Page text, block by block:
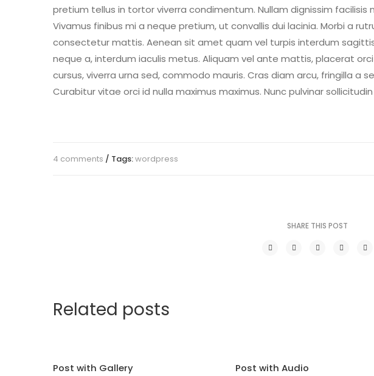
pretium tellus in tortor viverra condimentum. Nullam dignissim facilisis
Vivamus finibus mi a neque pretium, ut convallis dui lacinia. Morbi a
consectetur mattis. Aenean sit amet quam vel turpis interdum
neque a, interdum iaculis metus. Aliquam vel ante mattis, placerat
cursus, viverra urna sed, commodo mauris. Cras diam arcu, fringilla a
Curabitur vitae orci id nulla maximus maximus. Nunc pulvinar
4 comments / Tags:wordpress
SHARE THIS POST
Related posts
Post with Gallery Post with Audio